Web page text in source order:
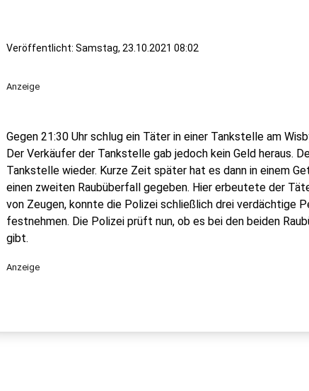
Veröffentlicht: Samstag, 23.10.2021 08:02
Anzeige
Gegen 21:30 Uhr schlug ein Täter in einer Tankstelle am
Der Verkäufer der Tankstelle gab jedoch kein Geld heraus.
Tankstelle wieder. Kurze Zeit später hat es dann in einem
einen zweiten Raubüberfall gegeben. Hier erbeutete der
von Zeugen, konnte die Polizei schließlich drei verdächtige
festnehmen. Die Polizei prüft nun, ob es bei den beiden
gibt.
Anzeige